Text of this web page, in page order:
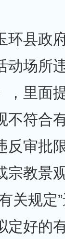
环县政
动场所
，里面
不符合
反审批
宗教景
关规定
定好的